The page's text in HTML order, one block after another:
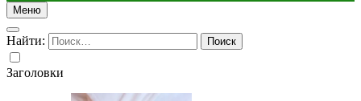
Меню
Найти:
Заголовки